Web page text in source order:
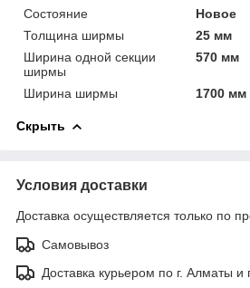
Состояние
Новое
Толщина ширмы
25 мм
Ширина одной секции
ширмы
570 мм
Ширина ширмы 1700 мм
Скрыть
Условия доставки
Доставка осуществляется только по
Самовывоз
Доставка курьером по г. Алматы и